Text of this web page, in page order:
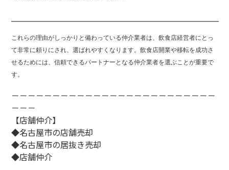
これらの理由がしっかりと備わっている仲介業者は、飲食店経営者にとっ
て非常に頼りにされ、選ばれやすくなります。飲食店開業や移転を成功さ
せるためには、信頼できるパートナーとなる仲介業者を選ぶことが重要で
す。
－－－－－－－－－－－－－－－－－－－－－－－－－
－－－
【店舗仲介】
◆名古屋市の店舗売却
◆名古屋市の居抜き売却
◆店舗仲介